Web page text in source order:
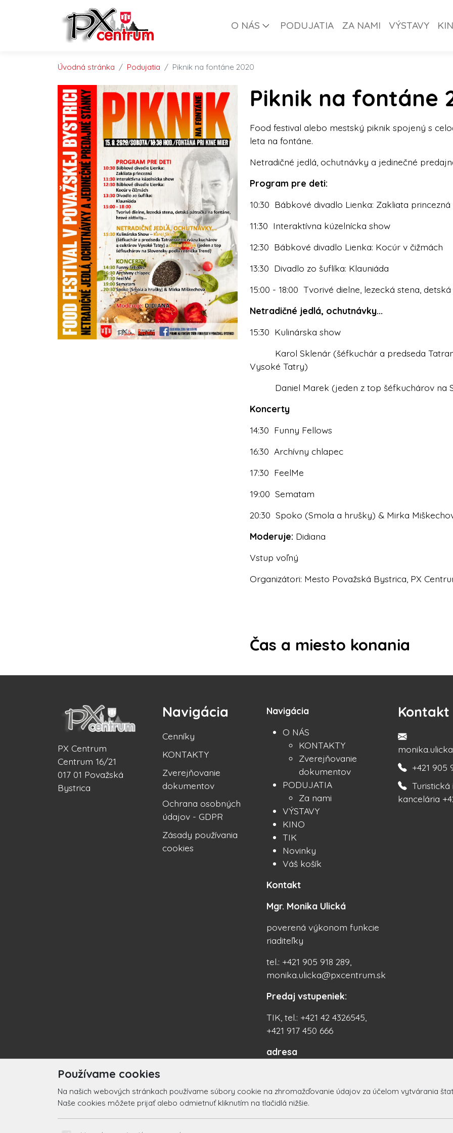
Preskočiť na hlavné menu
O NÁS PODUJATIA ZA NAMI VÝSTAVY
Úvodná stránka Podujatia Piknik na fontáne 2020
Piknik na fontáne
Food festival alebo mestský piknik spojený s
leta na fontáne.
Netradičné jedlá, ochutnávky a jedinečné
Program pre deti:
10:30 Bábkové divadlo Lienka: Zakliata princezná
11:30 Interaktívna kúzelnícka show
12:30 Bábkové divadlo Lienka: Kocúr v čižmách
13:30 Divadlo zo šuflíka: Klauniáda
15:00 - 18:00 Tvorivé dielne, lezecká stena,
Netradičné jedlá, ochutnávky...
15:30 Kulinárska show
Karol Sklenár (šéfkuchár a predseda
Vysoké Tatry)
Daniel Marek (jeden z top šéfkuchárov na
Koncerty
14:30 Funny Fellows
16:30 Archívny chlapec
17:30 FeelMe
19:00 Sematam
20:30 Spoko (Smola a hrušky) & Mirka
Moderuje: Didiana
Vstup voľný
Organizátori: Mesto Považská Bystrica, PX
Čas a miesto konania
Používame cookies
Na našich webových stránkach používame súbory cookie na zhromažďovanie údajov za účelom vytvárania
Naše cookies môžete prijať alebo odmietnuť kliknutím na tlačidlá nižšie.
PX Centrum
Centrum 16/21
017 01 Považská
Bystrica
Navigácia
Cenníky
KONTAKTY
Zverejňovanie
dokumentov
Ochrana osobných
údajov - GDPR
Zásady používania
cookies
Navigácia
O NÁS
KONTAKTY
Zverejňovanie
dokumentov
PODUJATIA
Za nami
VÝSTAVY
KINO
TIK
Novinky
Váš košík
Kontakt
Mgr. Monika Ulická
poverená výkonom funkcie
riaditeľky
tel.: +421 905 918 289,
monika.ulicka@pxcentrum.sk
Predaj vstupeniek:
TIK, tel.: +421 42 4326545,
+421 917 450 666
adresa
Centrum 16/21, 017 01
Považská Bystrica
Kontakt
+421 905
kancelária